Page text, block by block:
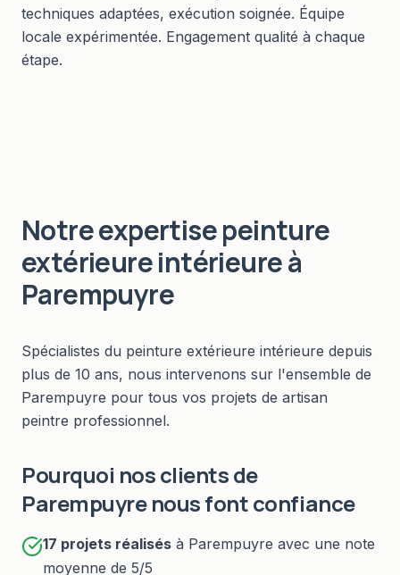
techniques adaptées, exécution soignée. Équipe
locale expérimentée. Engagement qualité à chaque
étape.
Notre expertisepeinture
extérieure intérieureà
Parempuyre
Spécialistes du peinture extérieure intérieure depuis
plus de 10 ans, nous intervenons sur l'ensemble de
Parempuyre pour tous vos projets de artisan
peintre professionnel.
Pourquoi nos clients de
Parempuyrenous font confiance
17 projets réalisés à Parempuyre avec une note
moyenne de 5/5